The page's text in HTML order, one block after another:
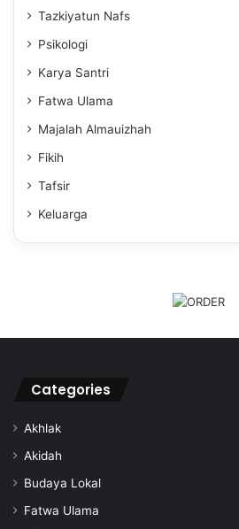
Tazkiyatun Nafs
Psikologi
Karya Santri
Fatwa Ulama
Majalah Almauizhah
Fikih
Tafsir
Keluarga
Categories
Akhlak
Akidah
Budaya Lokal
Fatwa Ulama